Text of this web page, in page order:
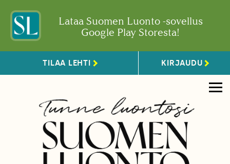
Lataa Suomen Luonto -sovellus
Google Play Storesta!
TILAA LEHTI KIRJAUDU